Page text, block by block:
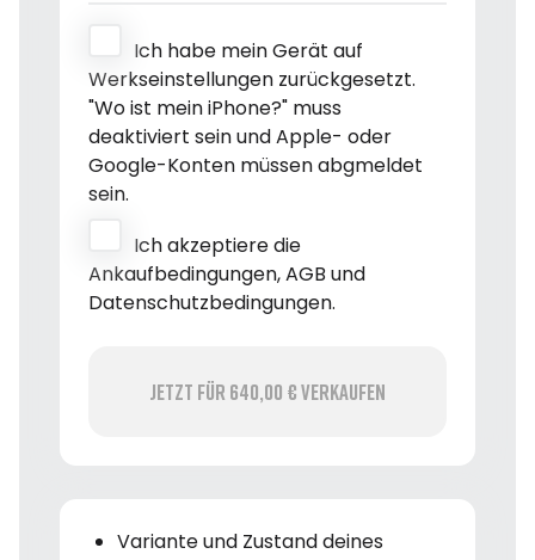
Ich habe mein Gerät auf
Werkseinstellungen zurückgesetzt.
"Wo ist mein iPhone?" muss
deaktiviert sein und Apple- oder
Google-Konten müssen abgmeldet
sein.
Ich akzeptiere die
Ankaufbedingungen, AGB und
Datenschutzbedingungen.
Jetzt für 640,00 € verkaufen
Variante und Zustand deines